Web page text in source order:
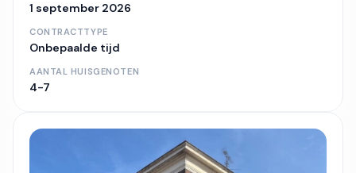
1 september 2026
CONTRACTTYPE
Onbepaalde tijd
AANTAL HUISGENOTEN
4-7